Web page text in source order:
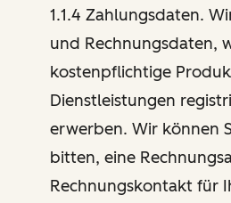
1.1.4 Zahlungsdaten.
und Rechnungsdaten,
kostenpflichtige
Dienstleistungen
erwerben. Wir können
bitten, eine
Rechnungskontakt für